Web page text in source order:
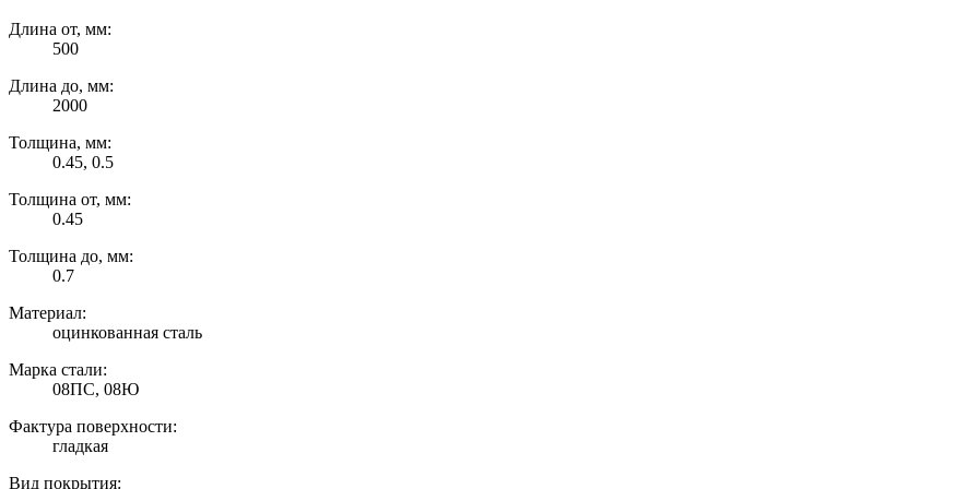
Длина от, мм:
500
Длина до, мм:
2000
Толщина, мм:
0.45, 0.5
Толщина от, мм:
0.45
Толщина до, мм:
0.7
Материал:
оцинкованная сталь
Марка стали:
08ПС, 08Ю
Фактура поверхности:
гладкая
Вид покрытия: